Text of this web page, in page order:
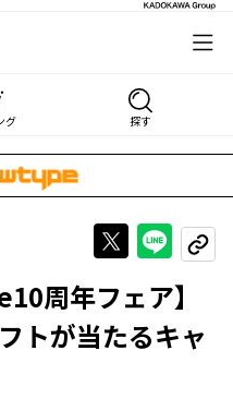
グ 探す
Xで投稿する
LINE
URL
周年フェア】
トが当たるキャ